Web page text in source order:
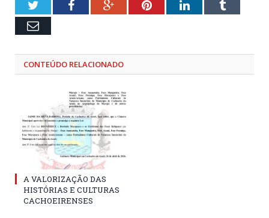
TwitterFacebookGoogle+PinterestLinkedInTumblr
Email
CONTEÚDO RELACIONADO
A VALORIZAÇÃO DAS
HISTÓRIAS E CULTURAS
CACHOEIRENSES